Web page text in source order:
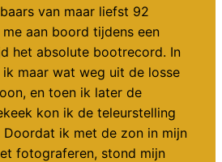
van maar liefst 92
aan boord tijdens een
het absolute bootrecord. In
maar wat weg uit de losse
en toen ik later de
kon ik de teleurstelling
Doordat ik met de zon in mijn
fotograferen, stond mijn